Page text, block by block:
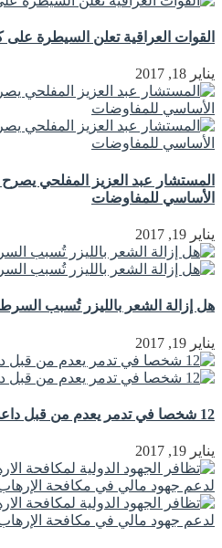
القوات العراقية تعلن السيطرة
يناير 18, 2017
المستشار عبد العزيز المفلحي
الأساسي للمفاوضات
يناير 19, 2017
هل إزالة الشعر بالليزر تُسبب
يناير 19, 2017
12 شخصا في تدمر يعدم من قبل داعش
يناير 19, 2017